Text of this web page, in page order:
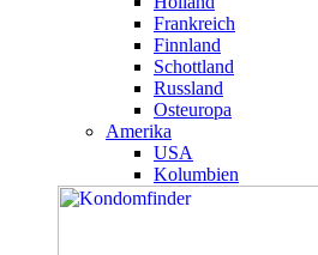
Frankreich
Finnland
Schottland
Russland
Osteuropa
Amerika
USA
Kolumbien